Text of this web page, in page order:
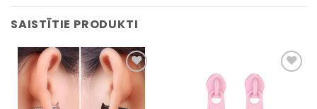
SAISTĪTIE PRODUKTI
Pievienot
sarakstam
Pievienot
sarakstam